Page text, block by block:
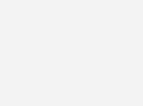
beispielsweise für
einzuführen, dass das Maß (h) ≥